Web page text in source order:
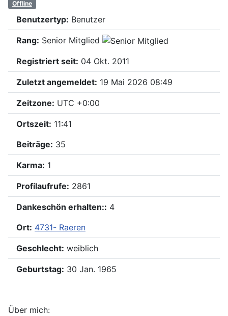
Offline
Benutzertyp: Benutzer
Rang: Senior Mitglied
Registriert seit: 04 Okt. 2011
Zuletzt angemeldet: 19 Mai 2026 08:49
Zeitzone: UTC +0:00
Ortszeit: 11:41
Beiträge: 35
Karma: 1
Profilaufrufe: 2861
Dankeschön erhalten:: 4
Ort: 4731- Raeren
Geschlecht: weiblich
Geburtstag: 30 Jan. 1965
Über mich: